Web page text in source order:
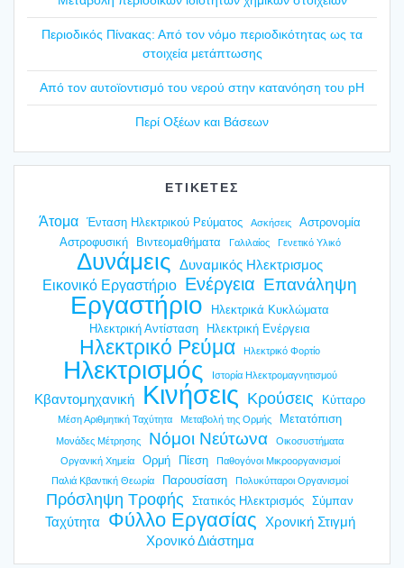
Περιο­δι­κός Πίνα­κας: Από τον νόμο περιο­δι­κό­τη­τας ως τα
στοι­χεία μετά­πτω­σης
Από τον αυτοϊ­ο­ντι­σμό του νερού στην κατα­νό­η­ση του pH
Περί Οξέ­ων και Βάσε­ων
ΕΤΙΚΕΤΕΣ
Άτομα Ένταση Ηλεκτρικού Ρεύματος Ασκήσεις
Αστρονομία
Αστροφυσική
Βιντεομαθήματα Γαλιλαίος Γενετικό Υλικό
Δυνάμεις Δυναμικός Ηλεκτρισμος
Εικονικό Εργαστήριο Ενέργεια Επανάληψη
Εργαστήριο
Ηλεκτρικά Κυκλώματα
Ηλεκτρική Αντίσταση
Ηλεκτρική Ενέργεια
Ηλεκτρικό Ρεύμα Ηλεκτρικό Φορτίο
Ηλεκτρισμός Ιστορία Ηλεκτρομαγνητισμού
Κβαντομηχανική Κινήσεις Κρούσεις Κύτταρο
Μέση Αριθμητική Ταχύτητα Μεταβολή της Ορμής Μετατόπιση
Μονάδες Μέτρησης Νόμοι Νεύτωνα
Οικοσυστήματα
Οργανική Χημεία
Ορμή Πίεση
Παθογόνοι Μικροοργανισμοί
Παλιά Κβαντική Θεωρία
Παρουσίαση Πολυκύτταροι Οργανισμοί
Πρόσληψη Τροφής Στατικός Ηλεκτρισμός Σύμπαν
Ταχύτητα Φύλλο Εργασίας
Χρονική Στιγμή
Χρονικό Διάστημα